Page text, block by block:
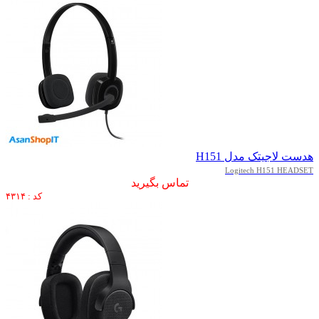
هدست لاجیتک مدل H151
Logitech H151 HEADSET
تماس بگیرید
کد : ۴۳۱۴